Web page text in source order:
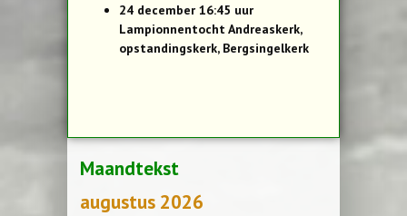
24 december 16:45 uur
Lampionnentocht Andreaskerk,
opstandingskerk, Bergsingelkerk
Maandtekst
augustus 2026